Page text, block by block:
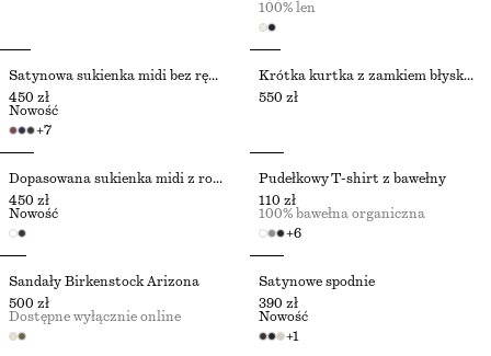
100% len
Satynowa sukienka midi bez rękawów
450 zł
+7
Nowość
Krótka kurtka z zamkiem błyskawicznym z przodu
550 zł
Dopasowana sukienka midi z rozszerzanym dołem
450 zł
Nowość
Pudełkowy T-shirt z bawełny
110 zł
+6
100% bawełna organiczna
Sandały Birkenstock Arizona
500 zł
Dostępne wyłącznie online
Satynowe spodnie
390 zł
+1
Nowość